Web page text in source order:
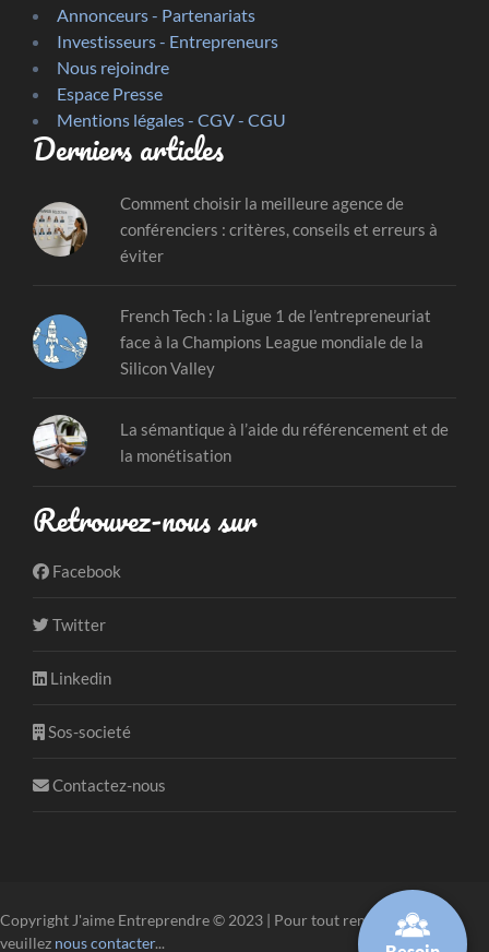
Annonceurs - Partenariats
Investisseurs - Entrepreneurs
Nous rejoindre
Espace Presse
Mentions légales - CGV - CGU
Derniers articles
Comment choisir la meilleure agence de
conférenciers : critères, conseils et erreurs à
éviter
French Tech : la Ligue 1 de l’entrepreneuriat
face à la Champions League mondiale de la
Silicon Valley
La sémantique à l’aide du référencement et de
la monétisation
Retrouvez-nous sur
Facebook
Twitter
Linkedin
Sos-societé
Contactez-nous
Copyright J'aime Entreprendre © 2023 | Pour tout renseignement,
veuillez nous contacter...